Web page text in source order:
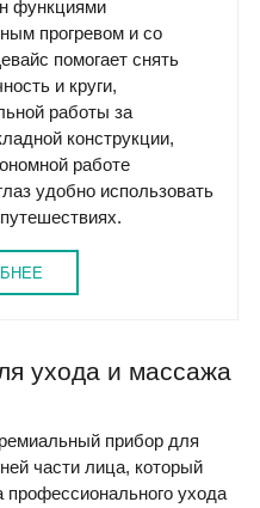
функциями
прогревом и со
помогает снять
и круги,
работы за
конструкции,
работе
удобно использовать
ухода и массажа
прибор для
части лица, который
ухода